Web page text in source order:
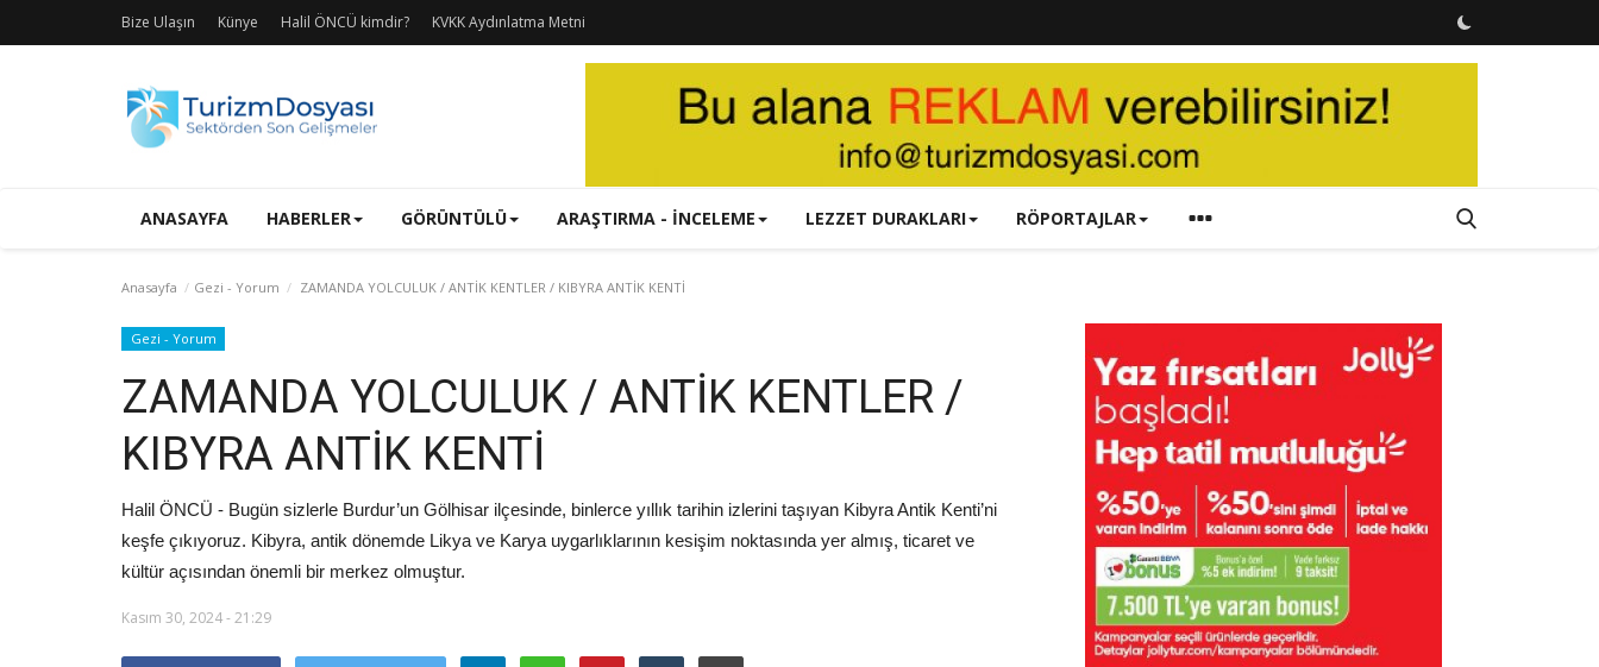
Bize Ulaşın Künye Halil ÖNCÜ kimdir? KVKK Aydınlatma Metni
ANASAYFA HABERLER GÖRÜNTÜLÜ ARAŞTIRMA - İNCELEME LEZZET DURAKLARI RÖPORTAJLAR
Anasayfa Gezi - Yorum ZAMANDA YOLCULUK / ANTİK KENTLER / KIBYRA ANTİK KENTİ
Gezi - Yorum
ZAMANDA YOLCULUK / ANTİK KENTLER /
KIBYRA ANTİK KENTİ
Halil ÖNCÜ - Bugün sizlerle Burdur’un Gölhisar ilçesinde, binlerce yıllık tarihin izlerini taşıyan Kibyra Antik Kenti’ni
keşfe çıkıyoruz. Kibyra, antik dönemde Likya ve Karya uygarlıklarının kesişim noktasında yer almış, ticaret ve
kültür açısından önemli bir merkez olmuştur.
Kasım 30, 2024 - 21:29